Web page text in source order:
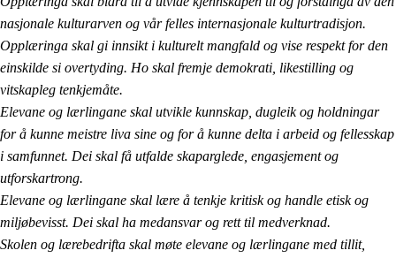
nasjonale kulturarven og vår felles internasjonale kulturtradisjon.
Opplæringa skal gi innsikt i kulturelt mangfald og vise respekt for den
einskilde si overtyding. Ho skal fremje demokrati, likestilling og
vitskapleg tenkjemåte.
Elevane og lærlingane skal utvikle kunnskap, dugleik og holdningar
for å kunne meistre liva sine og for å kunne delta i arbeid og fellesskap
i samfunnet. Dei skal få utfalde skaparglede, engasjement og
utforskartrong.
Elevane og lærlingane skal lære å tenkje kritisk og handle etisk og
miljøbevisst. Dei skal ha medansvar og rett til medverknad.
Skolen og lærebedrifta skal møte elevane og lærlingane med tillit,